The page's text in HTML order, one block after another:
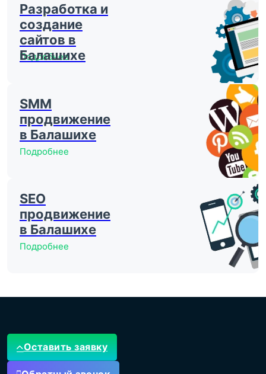
Разработка и
создание
сайтов в
Балашихе
Подробнее
SMM
продвижение
в Балашихе
Подробнее
SEO
продвижение
в Балашихе
Подробнее
Оставить заявку